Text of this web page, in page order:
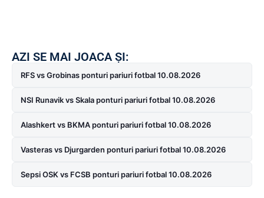
AZI SE MAI JOACA ȘI:
RFS vs Grobinas ponturi pariuri fotbal 10.08.2026
NSI Runavik vs Skala ponturi pariuri fotbal 10.08.2026
Alashkert vs BKMA ponturi pariuri fotbal 10.08.2026
Vasteras vs Djurgarden ponturi pariuri fotbal 10.08.2026
Sepsi OSK vs FCSB ponturi pariuri fotbal 10.08.2026